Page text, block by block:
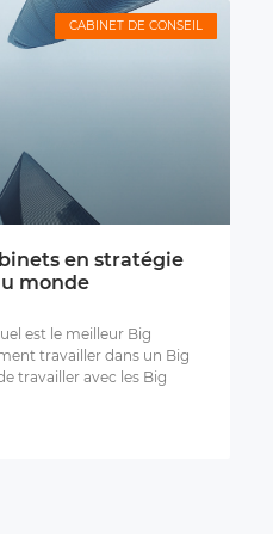
CABINET DE CONSEIL
en stratégie
monde
est le meilleur Big
travailler dans un Big
travailler avec les Big